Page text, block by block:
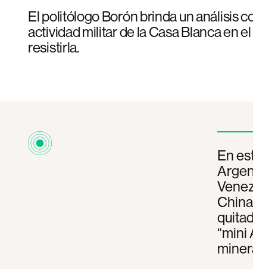
El politólogo Borón brinda un análisis
actividad militar de la Casa Blanca en
resistirla.
En
“mini